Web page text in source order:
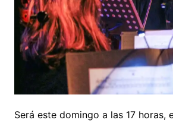
Será este domingo a las 17 horas,